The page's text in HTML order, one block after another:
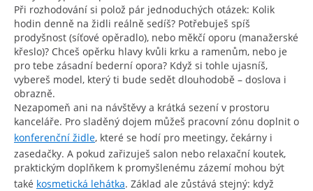
Při rozhodování si polož pár jednoduchých otázek: Kolik
hodin denně na židli reálně sedíš? Potřebuješ spíš
prodyšnost (síťové opěradlo), nebo měkčí oporu (manažerské
křeslo)? Chceš opěrku hlavy kvůli krku a ramenům, nebo je
pro tebe zásadní bederní opora? Když si tohle ujasníš,
vybereš model, který ti bude sedět dlouhodobě – doslova i
obrazně.
Nezapomeň ani na návštěvy a krátká sezení v prostoru
kanceláře. Pro sladěný dojem můžeš pracovní zónu doplnit o
konferenční židle, které se hodí pro meetingy, čekárny i
zasedačky. A pokud zařizuješ salon nebo relaxační koutek,
praktickým doplňkem k promyšlenému zázemí mohou být
také kosmetická lehátka. Základ ale zůstává stejný: když